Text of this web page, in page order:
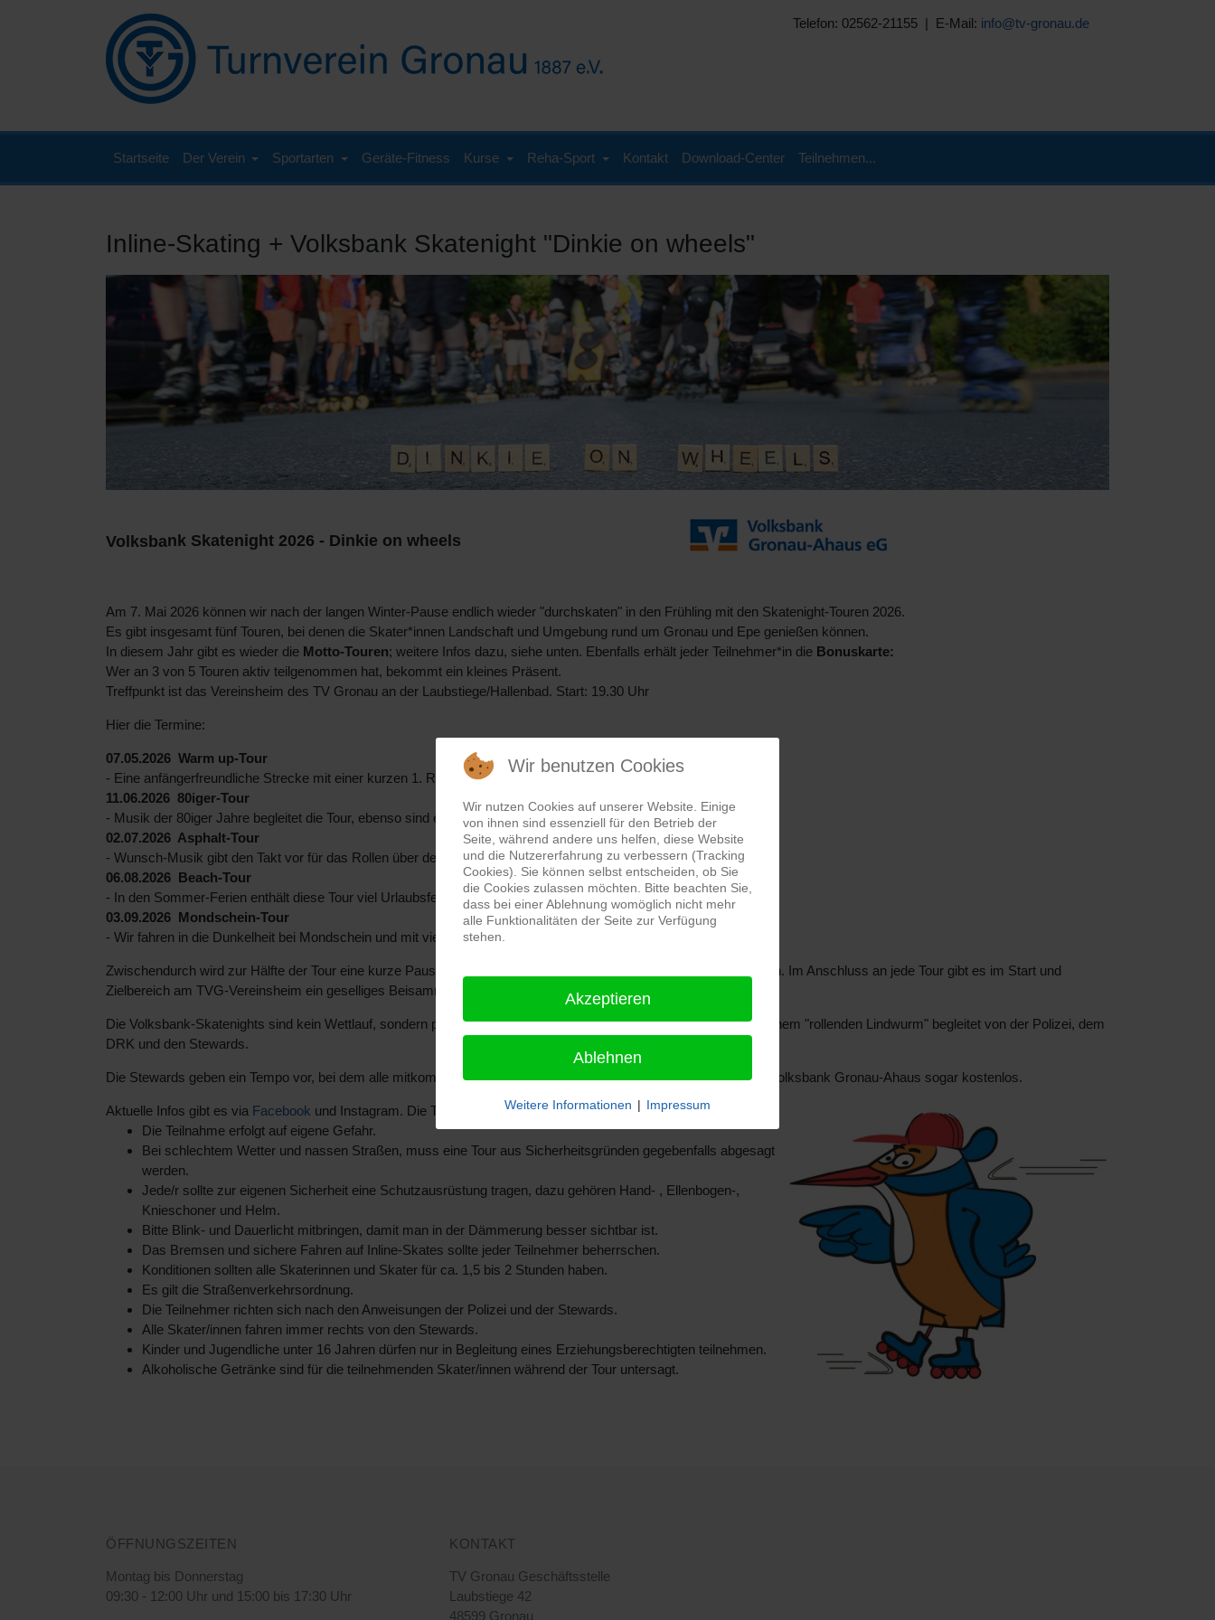
Telefon: 02562-21155 | E-Mail: info@tv-gronau.de
Startseite Der Verein Sportarten Geräte-Fitness Kurse Reha-Sport Kontakt Download-Center Teilnehmen...
Inline-Skating + Volksbank Skatenight "Dinkie on wheels"
Volksbank Skatenight 2026 - Dinkie on wheels
Am 7. Mai 2026 können wir nach der langen Winter-Pause endlich wieder "durchskaten" in den Frühling mit den Skatenight-Touren 2026.
Es gibt insgesamt fünf Touren, bei denen die Skater*innen Landschaft und Umgebung rund um Gronau und Epe genießen können.
In diesem Jahr gibt es wieder die Motto-Touren; weitere Infos dazu, siehe unten. Ebenfalls erhält jeder Teilnehmer*in die Bonuskarte:
Wer an 3 von 5 Touren aktiv teilgenommen hat, bekommt ein kleines Präsent.
Treffpunkt ist das Vereinsheim des TV Gronau an der Laubstiege/Hallenbad. Start: 19.30 Uhr
Hier die Termine:
07.05.2026 Warm up-Tour
- Eine anfängerfreundliche Strecke mit einer kurzen 1. Runde und 2. längeren Runde -
11.06.2026 80iger-Tour
- Musik der 80iger Jahre begleitet die Tour, ebenso sind entsprechende Outfits erwünscht -
02.07.2026 Asphalt-Tour
- Wunsch-Musik gibt den Takt vor für das Rollen über den Asphalt rund um Gronau-
06.08.2026 Beach-Tour
- In den Sommer-Ferien enthält diese Tour viel Urlaubsfeeling -
03.09.2026 Mondschein-Tour
- Wir fahren in die Dunkelheit bei Mondschein und mit vielen Lichtern wird eine
Zwischendurch wird zur Hälfte der Tour eine kurze Pause eingelegt, in der Erfrischungsgetränke angeboten werden. Im Anschluss an jede Tour gibt es im Start und
Zielbereich am TVG-Vereinsheim ein geselliges Beisammensein.
Die Volksbank-Skatenights sind kein Wettlauf, sondern pures Vergnügen und Spaß: durch die Straßen skaten in einem "rollenden Lindwurm" begleitet von der Polizei, dem
DRK und den Stewards.
Die Stewards geben ein Tempo vor, bei dem alle mitkommen.Teilnehmen kann jeder, dank der Unterstützung der Volksbank Gronau-Ahaus sogar kostenlos.
Aktuelle Infos gibt es via Facebook und Instagram. Die Teilnahme ist kostenlos!
Die Teilnahme erfolgt auf eigene Gefahr.
Bei schlechtem Wetter und nassen Straßen, muss eine Tour aus Sicherheitsgründen gegebenfalls abgesagt
werden.
Jede/r sollte zur eigenen Sicherheit eine Schutzausrüstung tragen, dazu gehören Hand- , Ellenbogen-,
Knieschoner und Helm.
Bitte Blink- und Dauerlicht mitbringen, damit man in der Dämmerung besser sichtbar ist.
Das Bremsen und sichere Fahren auf Inline-Skates sollte jeder Teilnehmer beherrschen.
Konditionen sollten alle Skaterinnen und Skater für ca. 1,5 bis 2 Stunden haben.
Es gilt die Straßenverkehrsordnung.
Die Teilnehmer richten sich nach den Anweisungen der Polizei und der Stewards.
Alle Skater/innen fahren immer rechts von den Stewards.
Kinder und Jugendliche unter 16 Jahren dürfen nur in Begleitung eines Erziehungsberechtigten teilnehmen.
Alkoholische Getränke sind für die teilnehmenden Skater/innen während der Tour untersagt.
ÖFFNUNGSZEITEN
Montag bis Donnerstag
09:30 - 12:00 Uhr und 15:00 bis 17:30 Uhr
KONTAKT
TV Gronau Geschäftsstelle
Laubstiege 42
48599 Gronau
Wir benutzen Cookies
Wir nutzen Cookies auf unserer Website. Einige
von ihnen sind essenziell für den Betrieb der
Seite, während andere uns helfen, diese Website
und die Nutzererfahrung zu verbessern (Tracking
Cookies). Sie können selbst entscheiden, ob Sie
die Cookies zulassen möchten. Bitte beachten Sie,
dass bei einer Ablehnung womöglich nicht mehr
alle Funktionalitäten der Seite zur Verfügung
stehen.
Akzeptieren
Ablehnen
Weitere Informationen | Impressum